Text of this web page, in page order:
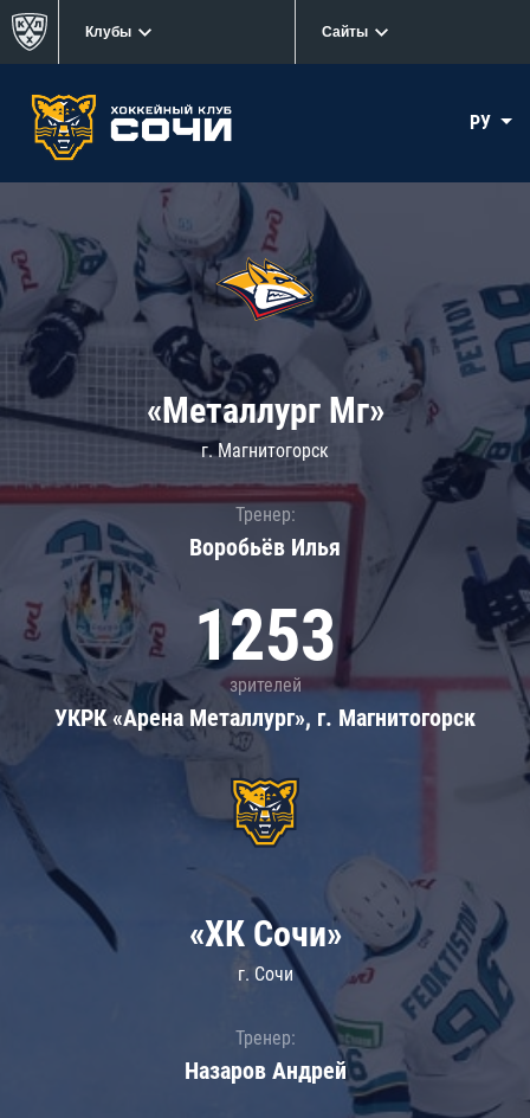
Клубы Сайты
РУ
«Металлург Мг»
г. Магнитогорск
Тренер:
Воробьёв Илья
1253
зрителей
УКРК «Арена Металлург», г. Магнитогорск
«ХК Сочи»
г. Сочи
Тренер:
Назаров Андрей